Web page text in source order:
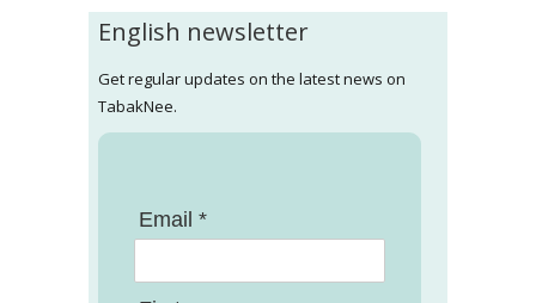
English newsletter
Get regular updates on the latest news on
TabakNee.
Email *